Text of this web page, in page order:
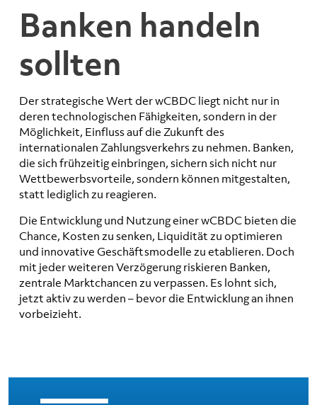
Banken handeln
sollten
Der strategische Wert der wCBDC liegt nicht nur in
deren technologischen Fähigkeiten, sondern in der
Möglichkeit, Einfluss auf die Zukunft des
internationalen Zahlungsverkehrs zu nehmen. Banken,
die sich frühzeitig einbringen, sichern sich nicht nur
Wettbewerbsvorteile, sondern können mitgestalten,
statt lediglich zu reagieren.
Die Entwicklung und Nutzung einer wCBDC bieten die
Chance, Kosten zu senken, Liquidität zu optimieren
und innovative Geschäftsmodelle zu etablieren. Doch
mit jeder weiteren Verzögerung riskieren Banken,
zentrale Marktchancen zu verpassen. Es lohnt sich,
jetzt aktiv zu werden – bevor die Entwicklung an ihnen
vorbeizieht.